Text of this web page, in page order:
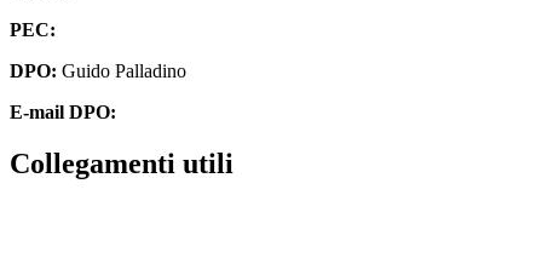
PEC:
DPO: Guido Palladino
E-mail DPO:
collegamenti utili